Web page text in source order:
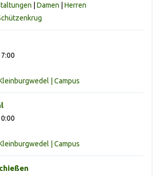
Damen
Herren
| Campus
| Campus